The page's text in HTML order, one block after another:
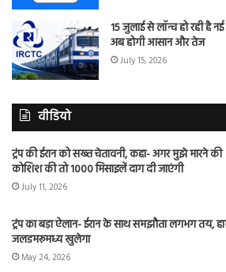
15 जुलाई से लॉन्च हो रही है
अब होगी आसान और तेज
July 15, 2026
वीडियो
ट्रंप की ईरान को सख्त चेतावनी, कहा- अगर मुझे मारने की
कोशिश की तो 1000 मिसाइलें दाग दी जाएंगी
July 11, 2026
ट्रंप का बड़ा ऐलान- ईरान के साथ समझौता लगभग तय,
जलडमरूमध्य खुलेगा
May 24, 2026